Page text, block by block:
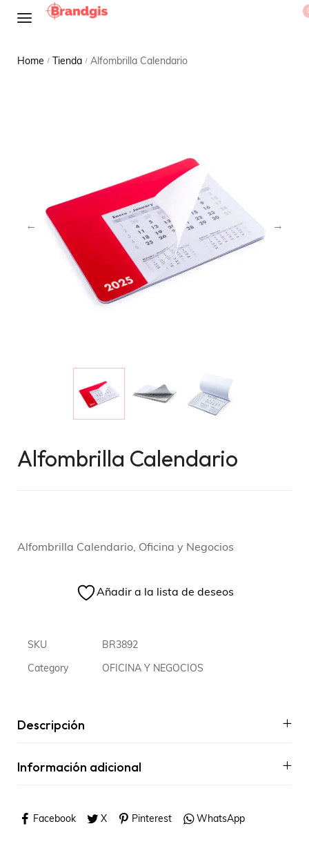
Home / Tienda / Alfombrilla Calendario
Alfombrilla Calendario
Alfombrilla Calendario, Oficina y Negocios
Añadir a la lista de deseos
SKU BR3892
Category OFICINA Y NEGOCIOS
Descripción
Información adicional
Facebook X Pinterest WhatsApp